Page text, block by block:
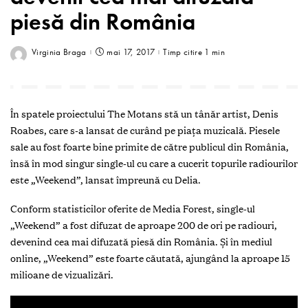
piesă din România
Virginia Braga mai 17, 2017 Timp citire 1 min
În spatele proiectului The Motans stă un tânăr artist, Denis
Roabes, care s-a lansat de curând pe piața muzicală. Piesele
sale au fost foarte bine primite de către publicul din România,
însă în mod singur single-ul cu care a cucerit topurile radiourilor
este „Weekend”, lansat împreună cu Delia.
Conform statisticilor oferite de Media Forest, single-ul
„Weekend” a fost difuzat de aproape 200 de ori pe radiouri,
devenind cea mai difuzată piesă din România. Și în mediul
online, „Weekend” este foarte căutată, ajungând la aproape 15
milioane de vizualizări.